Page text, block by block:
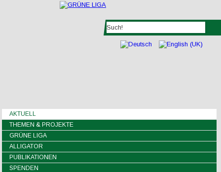
AKTUELL
THEMEN & PROJEKTE
GRÜNE LIGA
ALLIGATOR
PUBLIKATIONEN
SPENDEN